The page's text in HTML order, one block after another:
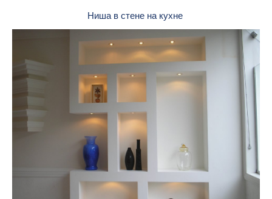
Ниша в стене на кухне